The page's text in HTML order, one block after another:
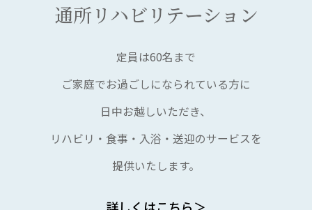
通所リハビリテーション
定員は60名まで
ご家庭でお過ごしになられている方に
日中お越しいただき、
リハビリ・食事・入浴・送迎のサービスを
提供いたします。